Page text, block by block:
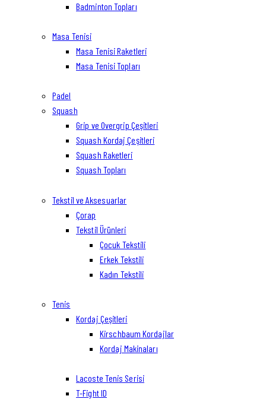
Badminton Topları
Masa Tenisi
Masa Tenisi Raketleri
Masa Tenisi Topları
Padel
Squash
Grip ve Overgrip Çeşitleri
Squash Kordaj Çeşitleri
Squash Raketleri
Squash Topları
Tekstil ve Aksesuarlar
Çorap
Tekstil Ürünleri
Çocuk Tekstili
Erkek Tekstili
Kadın Tekstili
Tenis
Kordaj Çeşitleri
Kirschbaum Kordajlar
Kordaj Makinaları
Lacoste Tenis Serisi
T-Fight ID